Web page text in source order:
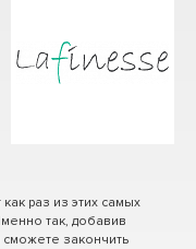
раз из этих самых
так, добавив
закончить